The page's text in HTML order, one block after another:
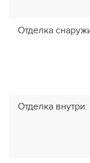
Отделка
Отделка внутри: